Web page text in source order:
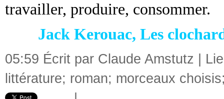
travailler, produire, consommer.
Jack Kerouac, Les
05:59 Écrit par Claude Amstutz |
littérature; roman; morceaux